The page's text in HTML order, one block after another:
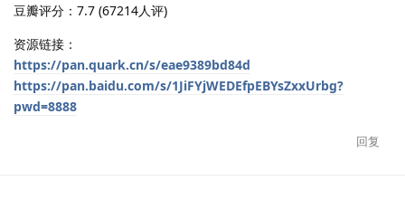
豆瓣评分：7.7 (67214人评)
资源链接：
https://pan.quark.cn/s/eae9389bd84d
https://pan.baidu.com/s/1JiFYjWEDEfpEBYsZxxUrbg?
pwd=8888
回复